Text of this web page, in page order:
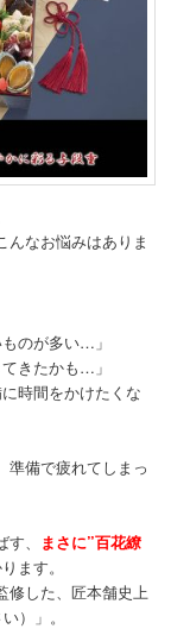
んなお悩みはありま
のが多い…」
きたかも…」
時間をかけたくな
準備で疲れてしまっ
、 まさに”百花繚
ます。
修した、匠本舗史上
）」。